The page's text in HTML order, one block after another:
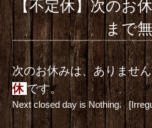
【不定休】次のお
まで
次のお休みは、ありませ
休です。
Next closed day is Nothing.